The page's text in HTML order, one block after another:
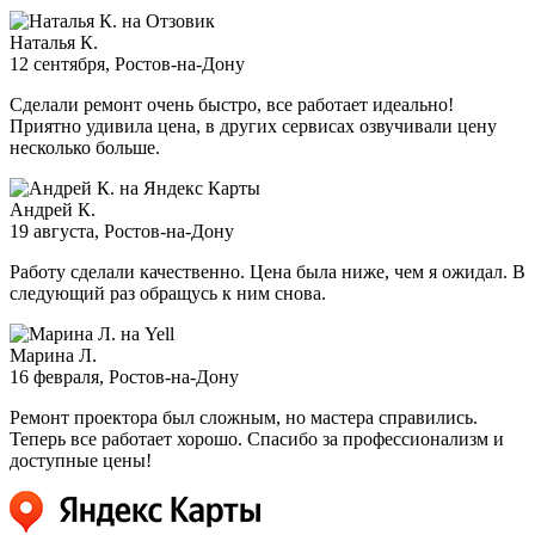
Наталья К.
12 сентября, Ростов-на-Дону
Сделали ремонт очень быстро, все работает идеально!
Приятно удивила цена, в других сервисах озвучивали цену
несколько больше.
Андрей К.
19 августа, Ростов-на-Дону
Работу сделали качественно. Цена была ниже, чем я ожидал. В
следующий раз обращусь к ним снова.
Марина Л.
16 февраля, Ростов-на-Дону
Ремонт проектора был сложным, но мастера справились.
Теперь все работает хорошо. Спасибо за профессионализм и
доступные цены!